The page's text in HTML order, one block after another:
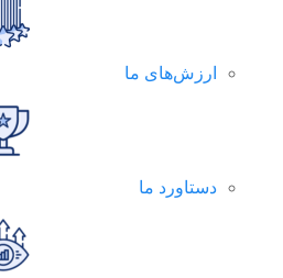
ارزش‌های ما
دستاورد ما